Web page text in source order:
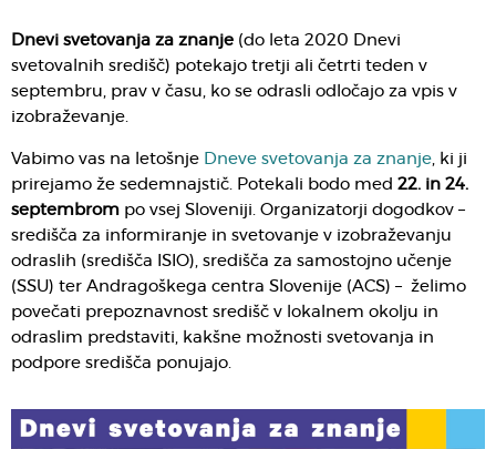
Dnevi svetovanja za znanje (do leta 2020 Dnevi
svetovalnih središč) potekajo tretji ali četrti teden v
septembru, prav v času, ko se odrasli odločajo za vpis v
izobraževanje.
Vabimo vas na letošnje Dneve svetovanja za znanje, ki ji
prirejamo že sedemnajstič. Potekali bodo med 22. in 24.
septembrom po vsej Sloveniji. Organizatorji dogodkov –
središča za informiranje in svetovanje v izobraževanju
odraslih (središča ISIO), središča za samostojno učenje
(SSU) ter Andragoškega centra Slovenije (ACS) – želimo
povečati prepoznavnost središč v lokalnem okolju in
odraslim predstaviti, kakšne možnosti svetovanja in
podpore središča ponujajo.